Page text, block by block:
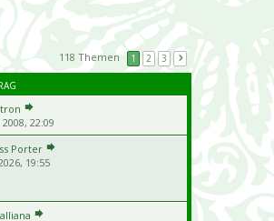
118 Themen 1 2 3
22:09
Porter
19:55